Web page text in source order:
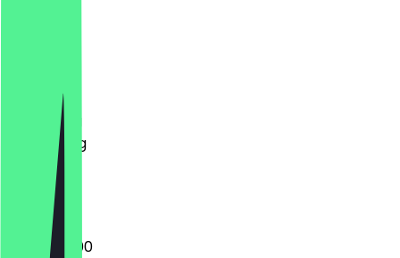
Dinsdag
Woensdag
Donderdag
Zaterdag
Zondag
09:00 - 19:00